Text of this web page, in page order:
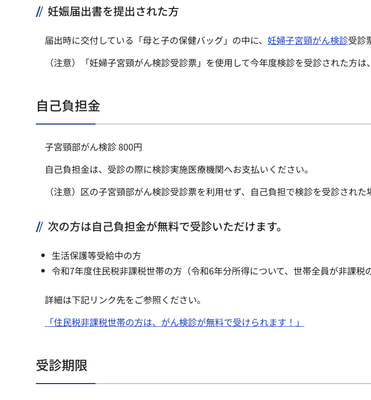
妊娠届出書を提出された方
届出時に交付している「母と子の保健バッグ」の中に、 妊婦子宮頸がん検診受診
（注意）「妊婦子宮頸がん検診受診票」を使用して今年度検診を受診された方
自己負担金
子宮頸部がん検診 800円
自己負担金は、受診の際に検診実施医療機関へお支払いください。
（注意）区の子宮頸部がん検診受診票を利用せず、自己負担で検診を受診され
次の方は自己負担金が無料で受診いただけます。
生活保護等受給中の方
令和7年度住民税非課税世帯の方（令和6年分所得について、世帯全員が非課税
詳細は下記リンク先をご参照ください。
「住民税非課税世帯の方は、がん検診が無料で受けられます！」
受診期限